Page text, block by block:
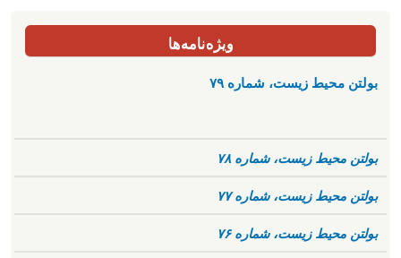
ویژه‌نامه‌ها
بولتن محیط زیست، شماره ۷۹
بولتن محیط زیست، شماره ۷۸
بولتن محیط زیست، شماره ۷۷
بولتن محیط زیست، شماره ۷۶